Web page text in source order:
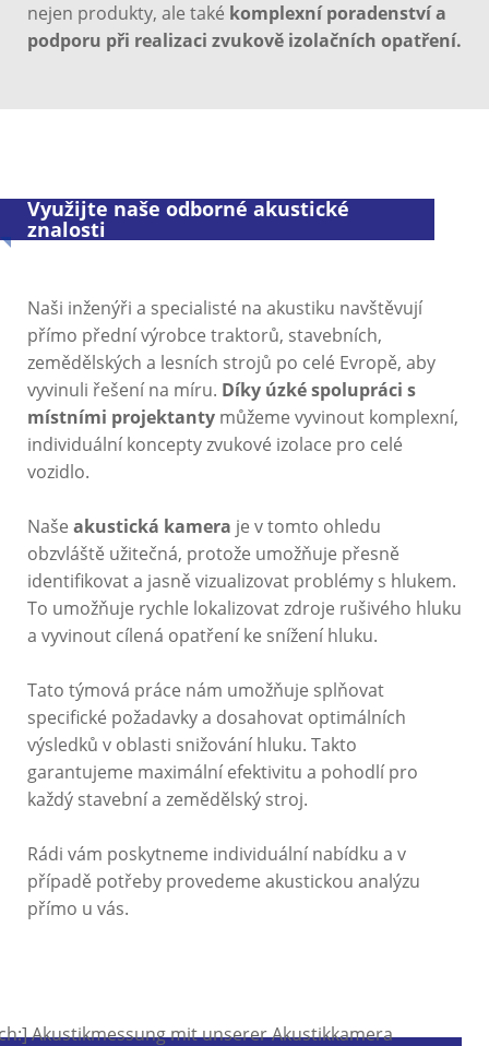
nejen produkty, ale také komplexní poradenství a
podporu při realizaci zvukově izolačních opatření.
Využijte naše odborné akustické
znalosti
Naši inženýři a specialisté na akustiku navštěvují
přímo přední výrobce traktorů, stavebních,
zemědělských a lesních strojů po celé Evropě, aby
vyvinuli řešení na míru. Díky úzké spolupráci s
místními projektanty můžeme vyvinout komplexní,
individuální koncepty zvukové izolace pro celé
vozidlo.
Naše akustická kamera je v tomto ohledu
obzvláště užitečná, protože umožňuje přesně
identifikovat a jasně vizualizovat problémy s hlukem.
To umožňuje rychle lokalizovat zdroje rušivého hluku
a vyvinout cílená opatření ke snížení hluku.
Tato týmová práce nám umožňuje splňovat
specifické požadavky a dosahovat optimálních
výsledků v oblasti snižování hluku. Takto
garantujeme maximální efektivitu a pohodlí pro
každý stavební a zemědělský stroj.
Rádi vám poskytneme individuální nabídku a v
případě potřeby provedeme akustickou analýzu
přímo u vás.